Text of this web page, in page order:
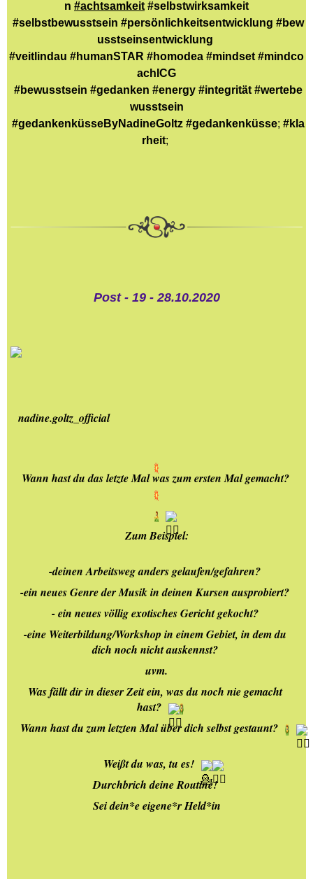
n #achtsamkeit #selbstwirksamkeit
#selbstbewusstsein #persönlichkeitsentwicklung #bew
usstseinsentwicklung
#veitlindau #humanSTAR #homodea #mindset #mindco
achICG
#bewusstsein #gedanken #energy #integrität #wertebe
wusstsein
#gedankenküsseByNadineGoltz #gedankenküsse; #kla
rheit;
Post - 19 - 28.10.2020
nadine.goltz_official
Wann hast du das letzte Mal was zum ersten Mal gemacht?
Zum Beispiel:
-deinen Arbeitsweg anders gelaufen/gefahren?
-ein neues Genre der Musik in deinen Kursen ausprobiert?
- ein neues völlig exotisches Gericht gekocht?
-eine Weiterbildung/Workshop in einem Gebiet, in dem du
dich noch nicht auskennst?
uvm.
Was fällt dir in dieser Zeit ein, was du noch nie gemacht
hast?
Wann hast du zum letzten Mal über dich selbst gestaunt?
Weißt du was, tu es!
Durchbrich deine Routine!
Sei dein*e eigene*r Held*in